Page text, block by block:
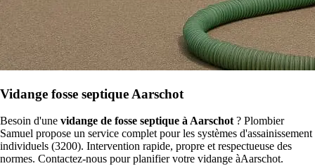
Vidange fosse septique Aarschot
Besoin d'une vidange de fosse septique à Aarschot ? Plombier
Samuel propose un service complet pour les systèmes d'assainissement
individuels (3200). Intervention rapide, propre et respectueuse des
normes. Contactez-nous pour planifier votre vidange àAarschot.